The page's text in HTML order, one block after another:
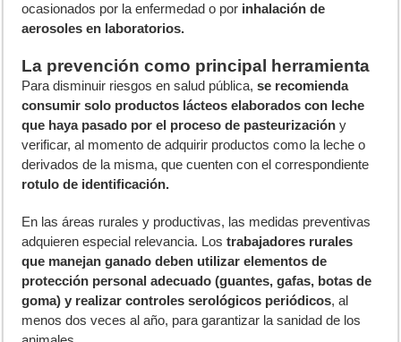
ocasionados por la enfermedad o por inhalación de
aerosoles en laboratorios.
La prevención como principal herramienta
Para disminuir riesgos en salud pública,se recomienda
consumir solo productos lácteos elaborados con leche
que haya pasado por el proceso de pasteurización y
verificar, al momento de adquirir productos como la leche o
derivados de la misma, que cuenten con el correspondiente
rotulo de identificación.
En las áreas rurales y productivas, las medidas preventivas
adquieren especial relevancia. Lostrabajadores rurales
que manejan ganado deben utilizar elementos de
protección personal adecuado (guantes, gafas, botas de
goma) y realizar controles serológicos periódicos, al
menos dos veces al año, para garantizar la sanidad de los